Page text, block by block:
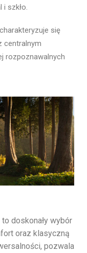
i szkło.
się
centralnym
rozpoznawalnych
doskonały wybór
oraz klasyczną
pozwala